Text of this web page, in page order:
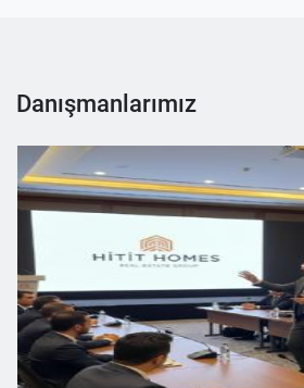
Danışmanlarımız